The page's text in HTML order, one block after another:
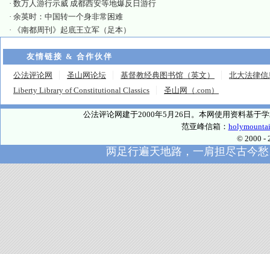
· 数万人游行示威 成都西安等地爆反日游行
· 余英时：中国转一个身非常困难
·
《南都周刊》起底王立军（足本）
友情链接 & 合作伙伴
公法评论网 圣山网论坛 基督教经典图书馆（英文）
北大法律信
Liberty Library of Constitutional Classics
圣山网（.com）
公法评论网建于2000年5月26日。本网使用资料基于
范亚峰信箱：
© 2000 -
两足行遍天地路，一肩担尽古今